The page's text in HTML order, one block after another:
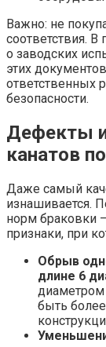
Важно: не
соответствия.
о заводских
этих
ответственных
безопасности.
Дефекты
канатов
Даже самый
изнашивается.
норм браковки
признаки, при
Обрыв
длине 6
быть